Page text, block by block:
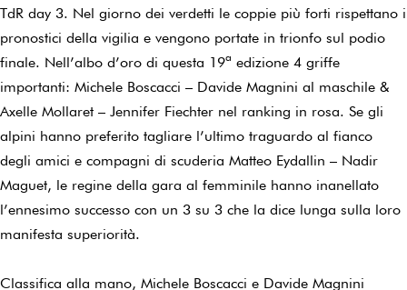
TdR day 3. Nel giorno dei verdetti le coppie più forti rispettano i
pronostici della vigilia e vengono portate in trionfo sul podio
finale. Nell’albo d’oro di questa 19ª edizione 4 griffe
importanti: Michele Boscacci – Davide Magnini al maschile &
Axelle Mollaret – Jennifer Fiechter nel ranking in rosa. Se gli
alpini hanno preferito tagliare l’ultimo traguardo al fianco
degli amici e compagni di scuderia Matteo Eydallin – Nadir
Maguet, le regine della gara al femminile hanno inanellato
l’ennesimo successo con un 3 su 3 che la dice lunga sulla loro
manifesta superiorità.
Classifica alla mano, Michele Boscacci e Davide Magnini